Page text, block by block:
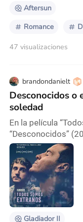
estamos haciendo
Aftersun
Romance
47 visualizaciones
brandondanielt
Desconocidos o
soledad
En la película
“Desconocidos”
reales que hacen
inspirada por el
Andrew Haigh y
la cual fue
crítica de primer
encuentro de sus
separados p
Gladiador II